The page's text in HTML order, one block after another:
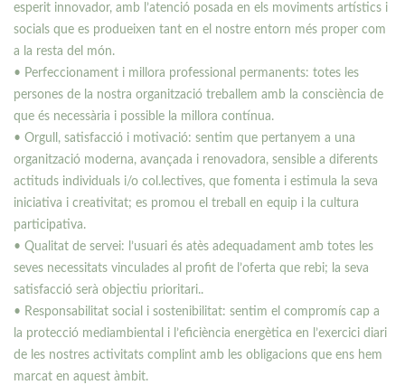
esperit innovador, amb l’atenció posada en els moviments artístics i
socials que es produeixen tant en el nostre entorn més proper com
a la resta del món.
• Perfeccionament i millora professional permanents: totes les
persones de la nostra organització treballem amb la consciència de
que és necessària i possible la millora contínua.
• Orgull, satisfacció i motivació: sentim que pertanyem a una
organització moderna, avançada i renovadora, sensible a diferents
actituds individuals i/o col.lectives, que fomenta i estimula la seva
iniciativa i creativitat; es promou el treball en equip i la cultura
participativa.
• Qualitat de servei: l’usuari és atès adequadament amb totes les
seves necessitats vinculades al profit de l’oferta que rebi; la seva
satisfacció serà objectiu prioritari..
• Responsabilitat social i sostenibilitat: sentim el compromís cap a
la protecció mediambiental i l’eficiència energètica en l’exercici diari
de les nostres activitats complint amb les obligacions que ens hem
marcat en aquest àmbit.